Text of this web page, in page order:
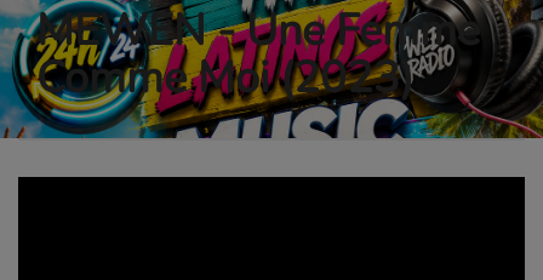
MEWEN - Une Femme
Comme Moi (2023)